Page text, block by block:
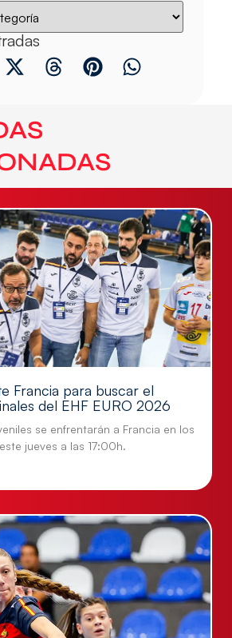
Francia para buscar el
del EHF EURO 2026
se enfrentarán a Francia en los
jueves a las 17:00h.